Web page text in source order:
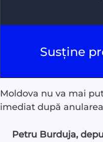
Susține
Moldova nu va mai
imediat după
Petru Burduja,